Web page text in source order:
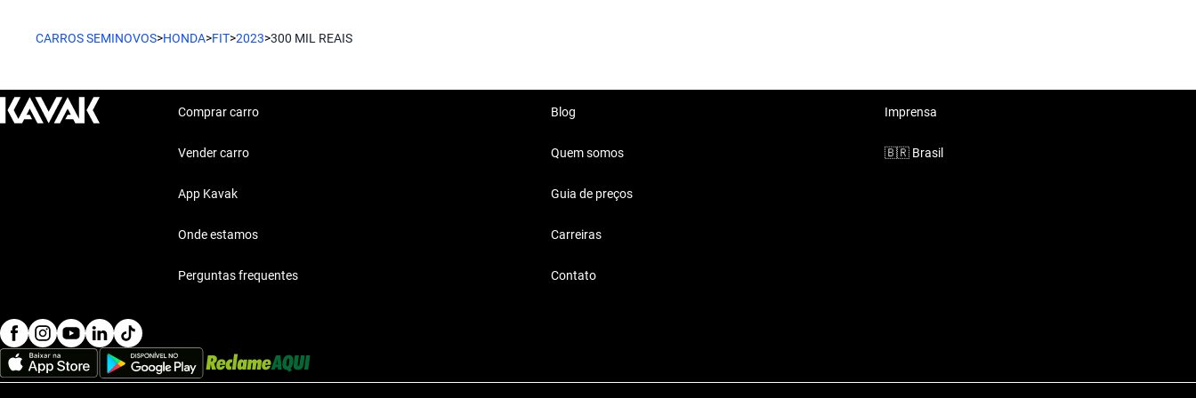
Segurança: Sistemas de seguridad
Conforto: Confort premium
família. Sua funcionalidade é incrível.
Um SUV compacto que entrega conforto e espaço, ideal para aventuras.
CARROS SEMINOVOS>HONDA>FIT>2023>300 MIL REAIS
Comprar carro
Vender carro
App Kavak
Onde estamos
Perguntas frequentes
Blog
Quem somos
Guia de preços
Carreiras
Contato
Imprensa
🇧🇷 Brasil